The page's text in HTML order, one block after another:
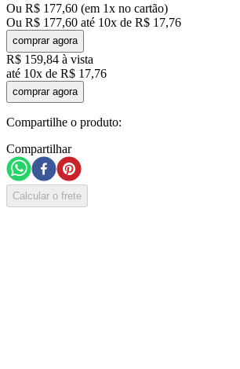
Ou R$ 177,60 (em 1x no cartão)
Ou R$ 177,60 até 10x de R$ 17,76
comprar agora
R$ 159,84 à vista
até 10x de R$ 17,76
comprar agora
Compartilhe o produto:
Compartilhar
Calcular o frete